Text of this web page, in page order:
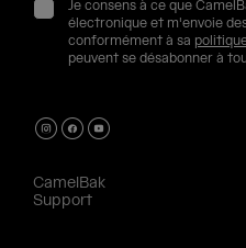
Je consens à ce que
électronique et m'envoie
conformément à sa
peuvent se désabonner à
CamelBak
Support